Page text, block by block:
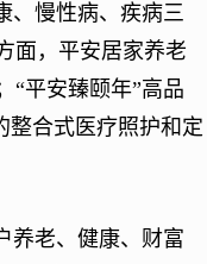
慢性病、疾病三
面，平安居家养老
“平安臻颐年”高品
整合式医疗照护和定
老、健康、财富